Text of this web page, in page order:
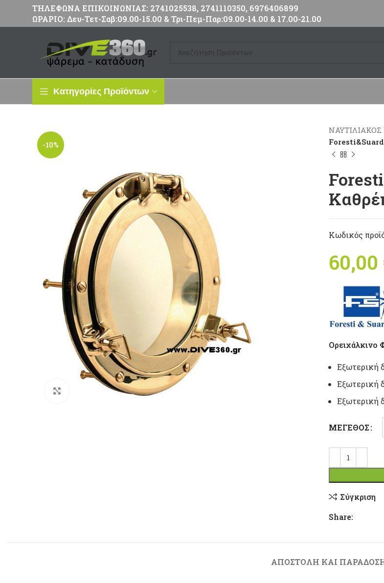
ΤΗΛΕΦΩΝΑ ΕΠΙΚΟΙΝΩΝΙΑΣ: 2741025538, 2741110350, 6976406899
ΩΡΑΡΙΟ: Δευ-Τετ-Σαβ:09.00-15.00 & Τρι-Πεμ-Παρ:09.00-14.00 & 17.00-21.00
Κατηγορίες Προϊόντων
-10%
Πατήστε για μεγέθυνση
Κωδικός
60,00
Ορειχάλκινο
Εξωτερική
Εξωτερική
Εξωτερική
ΜΈΓΕΘΟΣ
Σύγκριση
Share:
ΑΠΟΣΤΟΛΉ ΚΑΙ